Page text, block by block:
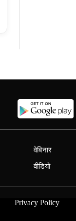
वेबिनार
वीडियो
Privacy Policy